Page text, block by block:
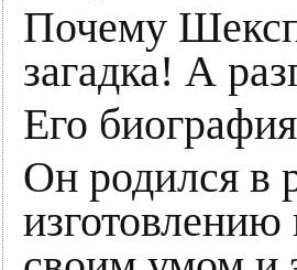
Почему
загадка! А
Его
Он родился в
изготовлению